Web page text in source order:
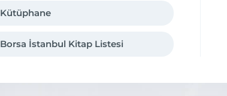
İştirakler
Kütüphane
Borsa İstanbul Kitap Listesi